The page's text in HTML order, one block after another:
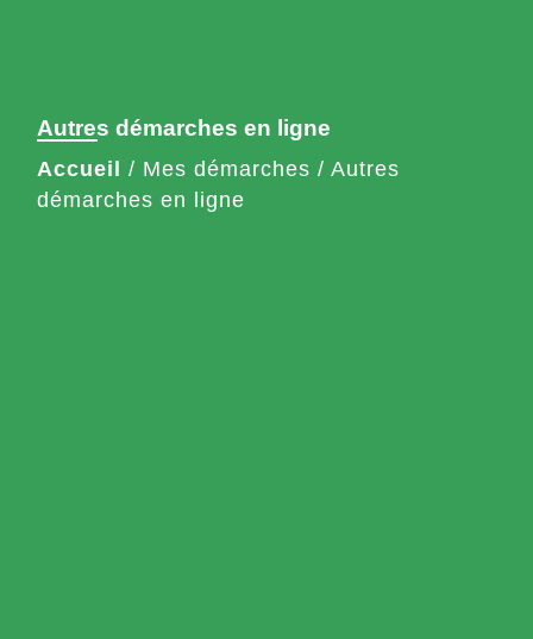
Autres démarches en ligne
Accueil / Mes démarches / Autres
démarches en ligne